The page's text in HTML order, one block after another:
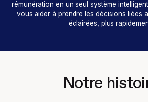
rémunération en un seul système
vous aider à prendre les décisions liées
éclairées, plus
Notre